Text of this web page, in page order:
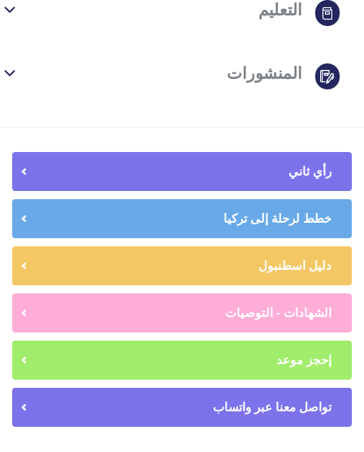
التعليم
المنشورات
رأي ثاني
خطط لرحلة إلى تركيا
دليل اسطنبول
الشهادات - التوصيات
إحجز موعد
تواصل معنا عبر واتساب